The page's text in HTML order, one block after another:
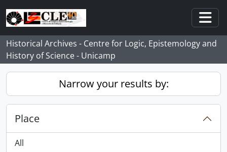
Skip to main content
Historical Archives - Centre for Logic, Epistemology and
History of Science - Unicamp
Narrow your results by:
Place
All